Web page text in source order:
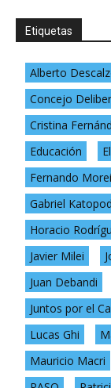
Etiquetas
Alberto
Concejo
Cristina
Educación
Fernando
Gabriel
Horacio
Javier Milei
Juan Debandi
Juntos por el
Lucas Ghi
Mauricio Macri